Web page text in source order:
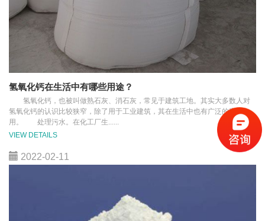
氢氧化钙在生活中有哪些用途？
氢氧化钙，也被叫做熟石灰、消石灰，常见于建筑工地。其实大多数人对
氢氧化钙的认识比较狭窄，除了用于工业建筑，其在生活中也有广泛的应
用。 处理污水。在化工厂生......
VIEW DETAILS
2022-02-11